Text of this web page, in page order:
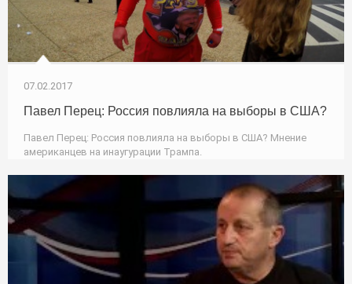
07.02.2017
Павел Перец: Россия повлияла на выборы в США?
Павел Перец: Россия повлияла на выборы в США? Мнение
американцев на инаугурации Трампа.